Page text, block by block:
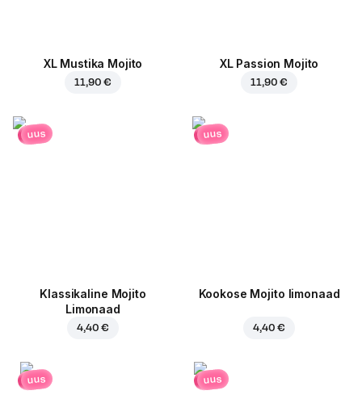
XL Mustika Mojito
11,90 €
XL Passion Mojito
11,90 €
uus
Klassikaline Mojito
Limonaad
4,40 €
uus
Kookose Mojito limonaad
4,40 €
uus uus